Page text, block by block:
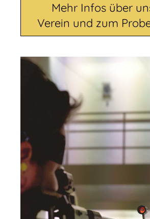
Mehr Infos über
Verein und zum